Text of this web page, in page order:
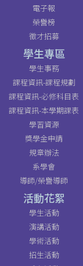
電子報
榮譽榜
徵才招募
學生專區
學生事務
課程資訊-課程規劃
課程資訊-必修科目表
課程資訊-本學期課表
學習資源
獎學金申請
規章辦法
系學會
導師/榮譽導師
活動花絮
學生活動
演講活動
學術活動
招生活動